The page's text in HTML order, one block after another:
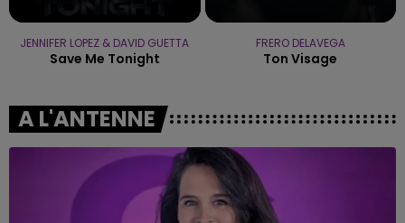
JENNIFER LOPEZ & DAVID GUETTA
Save Me Tonight
FRERO DELAVEGA
Ton Visage
A L'ANTENNE